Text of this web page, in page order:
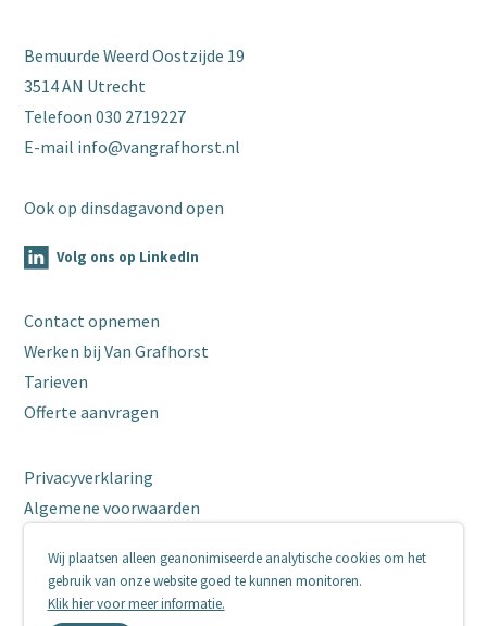
Bemuurde Weerd Oostzijde 19
3514 AN Utrecht
Telefoon030 2719227
E-mail info@vangrafhorst.nl
Ook op dinsdagavond open
Volg ons op LinkedIn
Contact opnemen
Werken bij Van Grafhorst
Tarieven
Offerte aanvragen
Privacyverklaring
Algemene voorwaarden
© 2026
Site by MasterMakers.com
Wij plaatsen alleen geanonimiseerde analytische cookies om het
gebruik van onze website goed te kunnen monitoren.
Klik hier voor meer informatie.